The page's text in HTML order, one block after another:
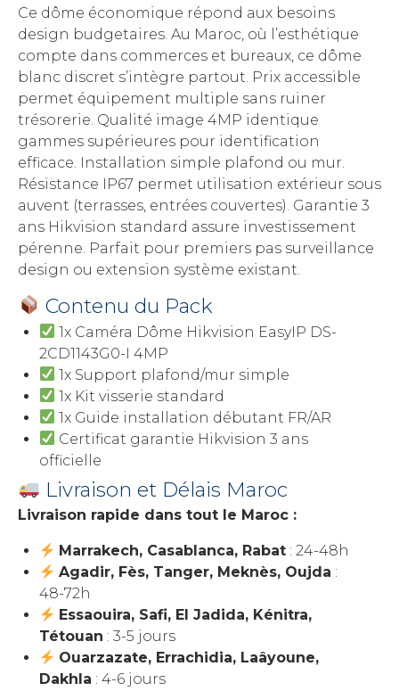
Ce dôme économique répond aux besoins
design budgetaires. Au Maroc, où l’esthétique
compte dans commerces et bureaux, ce dôme
blanc discret s’intègre partout. Prix accessible
permet équipement multiple sans ruiner
trésorerie. Qualité image 4MP identique
gammes supérieures pour identification
efficace. Installation simple plafond ou mur.
Résistance IP67 permet utilisation extérieur sous
auvent (terrasses, entrées couvertes). Garantie 3
ans Hikvision standard assure investissement
pérenne. Parfait pour premiers pas surveillance
design ou extension système existant.
Contenu du Pack
1x Caméra Dôme Hikvision EasyIP DS-
2CD1143G0-I 4MP
1x Support plafond/mur simple
1x Kit visserie standard
1x Guide installation débutant FR/AR
Certificat garantie Hikvision 3 ans
officielle
Livraison et Délais Maroc
Livraison rapide dans tout le Maroc :
Marrakech, Casablanca, Rabat : 24-48h
Agadir, Fès, Tanger, Meknès, Oujda :
48-72h
Essaouira, Safi, El Jadida, Kénitra,
Tétouan : 3-5 jours
Ouarzazate, Errachidia, Laâyoune,
Dakhla : 4-6 jours